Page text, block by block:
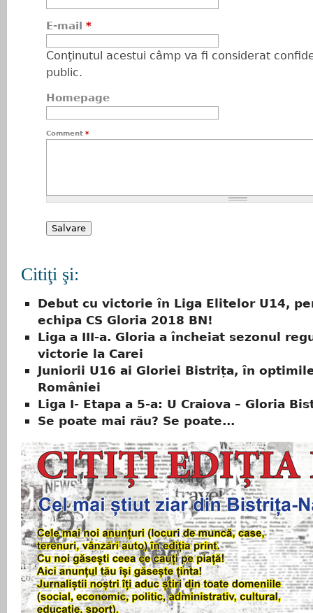
E-mail *
Conţinutul acestui câmp va fi considerat
public.
Homepage
Comment *
Citiţi şi:
Debut cu victorie în Liga Elitelor U14,
echipa CS Gloria 2018 BN!
Liga a III-a. Gloria a încheiat sezonul
victorie la Carei
Juniorii U16 ai Gloriei Bistrița, în
României
Liga I- Etapa a 5-a: U Craiova – Gloria
Se poate mai rău? Se poate...